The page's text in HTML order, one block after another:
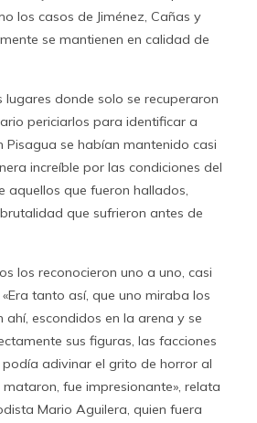
los casos de Jiménez, Cañas y
se mantienen en calidad de
donde solo se recuperaron
periciarlos para identificar a
Pisagua se habían mantenido casi
increíble por las condiciones del
aquellos que fueron hallados,
que sufrieron antes de
los reconocieron uno a uno, casi
tanto así, que uno miraba los
ahí, escondidos en la arena y se
sus figuras, las facciones
podía adivinar el grito de horror al
fue impresionante», relata
Mario Aguilera, quien fuera